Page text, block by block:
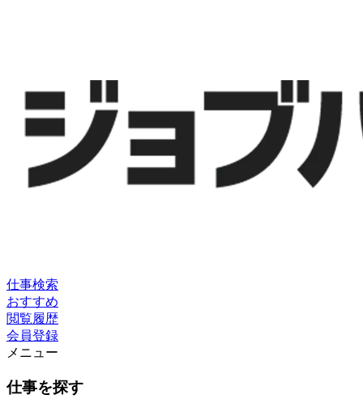
仕事検索
おすすめ
閲覧履歴
会員登録
メニュー
仕事を探す